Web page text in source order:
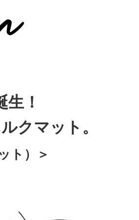
！
クマット。
ト）＞